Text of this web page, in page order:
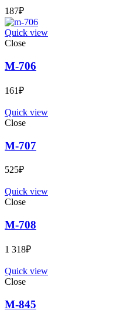
187₽
Quick view
Close
М-706
161₽
Quick view
Close
М-707
525₽
Quick view
Close
М-708
1 318₽
Quick view
Close
М-845